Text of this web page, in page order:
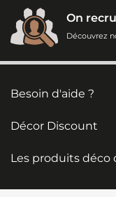
On
Découvrez
Besoin d'aide ?
Décor Discount
Les produits déco